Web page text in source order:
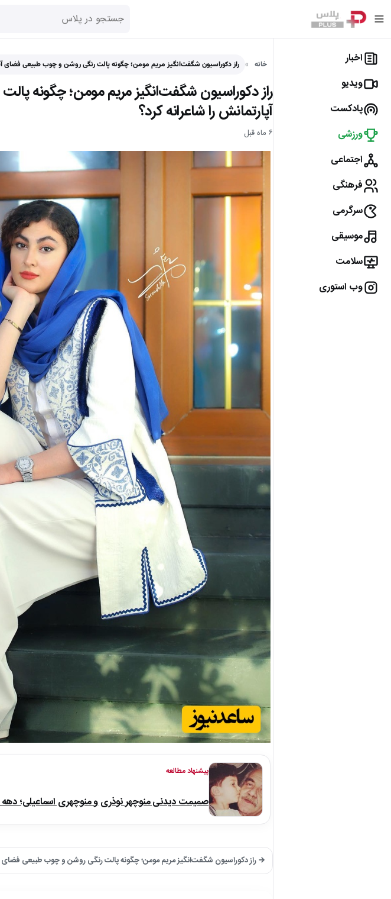
اخبار
ویدیو
پادکست
ورزشی
اجتماعی
فرهنگی
سرگرمی
موسیقی
سلامت
وب استوری
خانه راز دکوراسیون شگفت‌انگیز مریم مومن؛ چگونه پالت رنگی روشن و چوب طبیعی فضای
راز دکوراسیون شگفت‌انگیز مریم مومن؛ چگونه
آپارتمانش را شاعرانه کرد؟
۶ ماه قبل
پیشنهاد مطالعه
صمیمت دیدنی منوچهر نوذری و منوچهری اسماعیلی؛ دهه
→ راز دکوراسیون شگفت‌انگیز مریم مومن؛ چگونه پالت رنگی روشن و چوب طبیعی فضای